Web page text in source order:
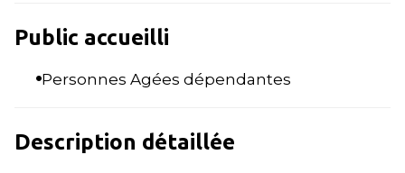
Public accueilli
Personnes Agées dépendantes
Description détaillée